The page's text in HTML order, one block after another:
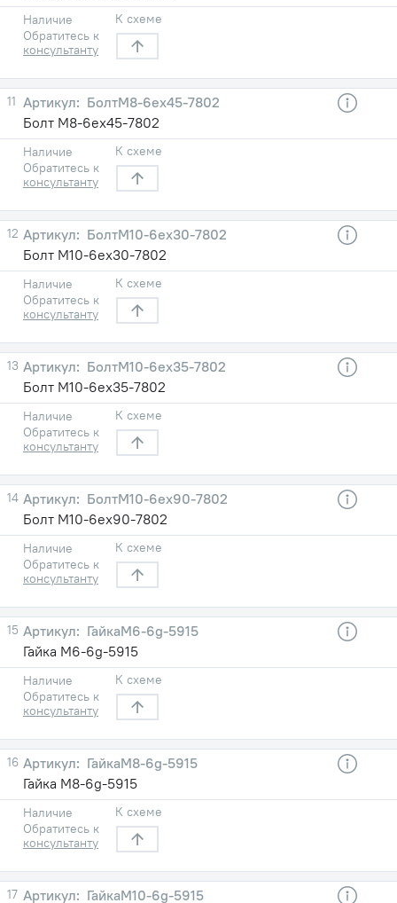
Наличие
Обратитесь к
консультанту
К схеме
11
БолтМ8-6ex45-7802
Болт М8-6ex45-7802
Наличие
Обратитесь к
консультанту
К схеме
12
БолтМ10-6ex30-7802
Болт М10-6ex30-7802
Наличие
Обратитесь к
консультанту
К схеме
13
БолтМ10-6ex35-7802
Болт М10-6ex35-7802
Наличие
Обратитесь к
консультанту
К схеме
14
БолтМ10-6ex90-7802
Болт М10-6ex90-7802
Наличие
Обратитесь к
консультанту
К схеме
15
ГайкаМ6-6g-5915
Гайка М6-6g-5915
Наличие
Обратитесь к
консультанту
К схеме
16
ГайкаМ8-6g-5915
Гайка М8-6g-5915
Наличие
Обратитесь к
консультанту
К схеме
17 ГайкаМ10-6g-5915